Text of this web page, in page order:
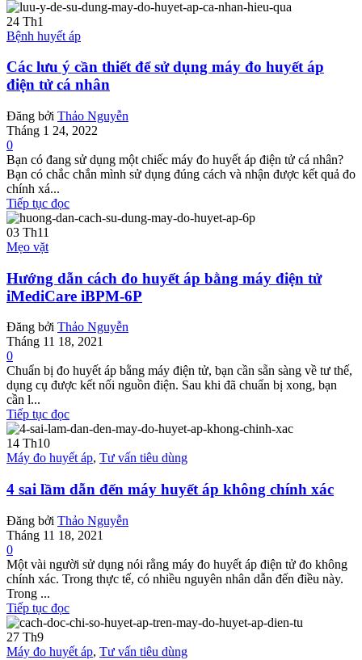
24 Th1
Bệnh huyết áp
Các lưu ý cần thiết để sử dụng máy đo huyết áp
điện tử cá nhân
Đăng bởi Thảo Nguyễn
Tháng 1 24, 2022
0
Bạn có đang sử dụng một chiếc máy đo huyết áp điện tử cá nhân?
Bạn có chắc chắn mình sử dụng đúng cách và nhận được kết quả đo
chính xá...
Tiếp tục đọc
03 Th11
Mẹo vặt
Hướng dẫn cách đo huyết áp bằng máy điện tử
iMediCare iBPM-6P
Đăng bởi Thảo Nguyễn
Tháng 11 18, 2021
0
Chuẩn bị đo huyết áp bằng máy điện tử, bạn cần sẵn sàng về tư thế,
dụng cụ được kết nối nguồn điện. Sau khi đã chuẩn bị xong, bạn
cần l...
Tiếp tục đọc
14 Th10
Máy đo huyết áp, Tư vấn tiêu dùng
4 sai lầm dẫn đến máy huyết áp không chính xác
Đăng bởi Thảo Nguyễn
Tháng 11 18, 2021
0
Một vài người sử dụng nói rằng máy đo huyết áp điện tử đo không
chính xác. Trong thực tế, có nhiều nguyên nhân dẫn đến điều này.
Trong ...
Tiếp tục đọc
27 Th9
Máy đo huyết áp, Tư vấn tiêu dùng